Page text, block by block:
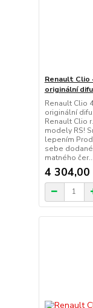
Renault Clio
originální
Renault Clio
originální
Renault Clio
modely RS!
lepením
sebe
matného čer...
4 304,00